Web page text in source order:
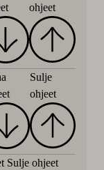
ohjeet
Sulje
ohjeet
Sulje ohjeet